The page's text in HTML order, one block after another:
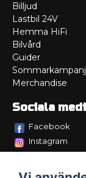
Billjud
Lastbil 24V
Hemma HiFi
Bilvård
Guider
Merchandise
Sociala
Facebook
Instagram